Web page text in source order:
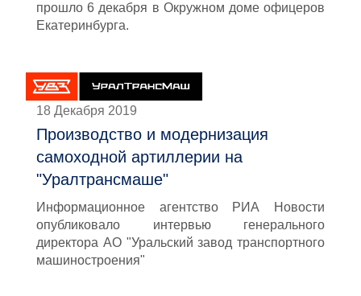
прошло 6 декабря в Окружном доме офицеров
Екатеринбурга.
18 Декабря 2019
Производство и модернизация
самоходной артиллерии на
"Уралтрансмаше"
Информационное агентство РИА Новости
опубликовало интервью генерального
директора АО "Уральский завод транспортного
машиностроения"